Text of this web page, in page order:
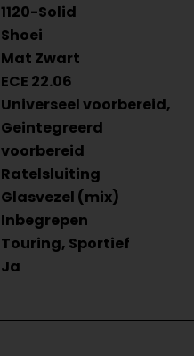
1120-Solid
Shoei
Mat Zwart
ECE 22.06
Universeel voorbereid,
Geintegreerd
voorbereid
Ratelsluiting
Glasvezel (mix)
Inbegrepen
Touring, Sportief
Ja